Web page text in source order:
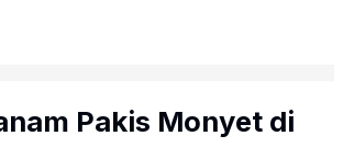
Pakis Monyet di